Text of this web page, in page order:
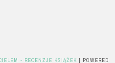
- RECENZJE KSIĄŻEK | POWERED